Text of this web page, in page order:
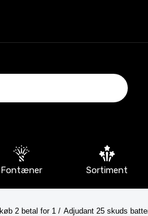
Fontæner Sortiment
køb 2 betal for 1 Adjudant 25 skuds